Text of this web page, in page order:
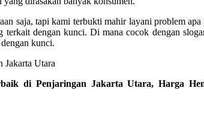
saja, tapi kami terbukti mahir layani problem
terkait dengan kunci. Di mana cocok dengan
kunci.
di Penjaringan Jakarta Utara, Harga